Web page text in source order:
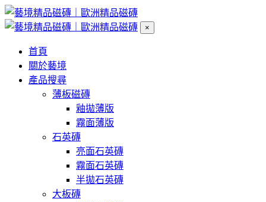
×
首頁
關於藝境
產品搜尋
薄板磁磚
釉拋薄版
霧面薄版
石英磚
亮面石英磚
霧面石英磚
半拋石英磚
大板磚